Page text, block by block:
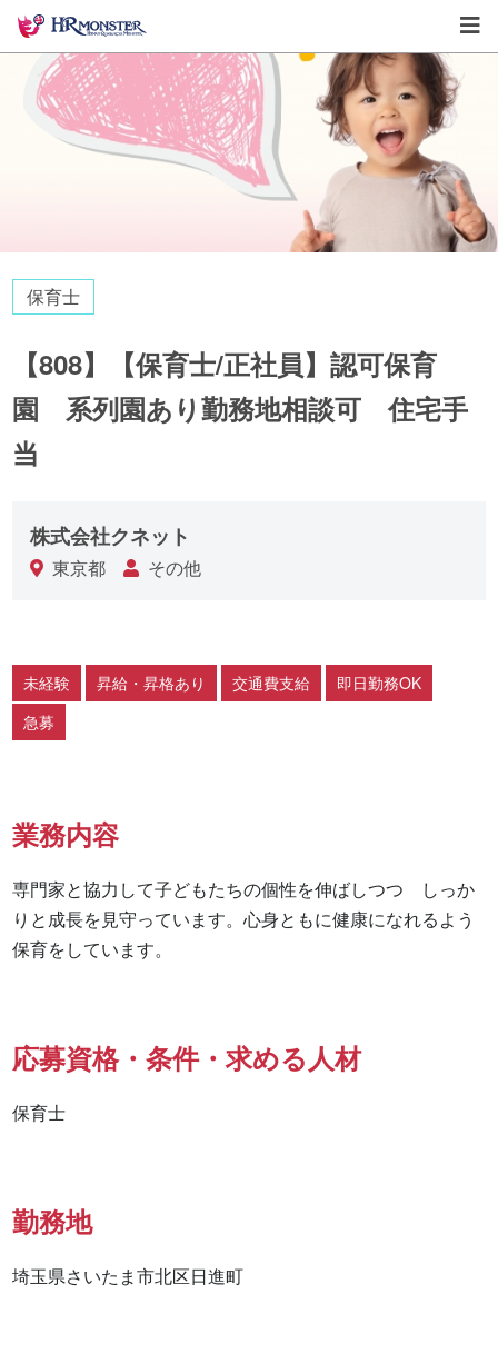
保育士
【808】【保育士/正社員】認可保育
園 系列園あり勤務地相談可 住宅手
当
株式会社クネット
東京都 その他
未経験 昇給・昇格あり 交通費支給
即日勤務OK
急募
業務内容
専門家と協力して子どもたちの個性を伸ばしつつ　しっか
りと成長を見守っています。心身ともに健康になれるよう
保育をしています。
応募資格・条件・求める人材
保育士
勤務地
埼玉県さいたま市北区日進町